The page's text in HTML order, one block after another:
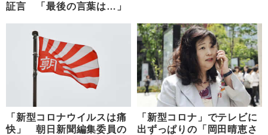
証言 「最後の言葉は…」
「新型コロナウイルスは痛
快」 朝日新聞編集委員の
「新型コロナ」でテレビに
出ずっぱりの「岡田晴恵さ